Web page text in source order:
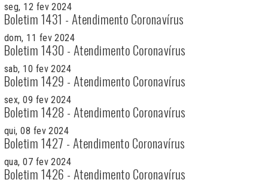
seg, 12 fev 2024
Boletim 1431 - Atendimento Coronavírus
dom, 11 fev 2024
Boletim 1430 - Atendimento Coronavírus
sab, 10 fev 2024
Boletim 1429 - Atendimento Coronavírus
sex, 09 fev 2024
Boletim 1428 - Atendimento Coronavírus
qui, 08 fev 2024
Boletim 1427 - Atendimento Coronavírus
qua, 07 fev 2024
Boletim 1426 - Atendimento Coronavírus